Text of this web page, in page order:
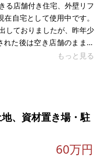
る店舗付き住宅、外壁リフ
自宅として使用中です。
しておりましたが、昨年少
た後は空き店舗のままで
ので、1棟まるごとお譲り
リフォーム済。198.34㎡
い方、家賃を抑えて開業し
方、そんな方にぴったり
もっと見る
、資材置き場・駐
60万円